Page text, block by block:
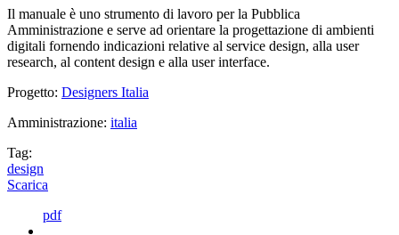
Il manuale è uno strumento di lavoro per la Pubblica
Amministrazione e serve ad orientare la progettazione di ambienti
digitali fornendo indicazioni relative al service design, alla user
research, al content design e alla user interface.
Progetto: Designers Italia
Amministrazione: italia
Tag:
design
Scarica
pdf